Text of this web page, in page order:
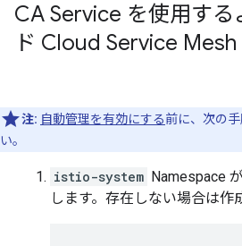
CA Service を使用す
ド Cloud Service
注: 自動管理を有効にする前に、次の
い。
istio-system Namespace
します。存在しない場合は作